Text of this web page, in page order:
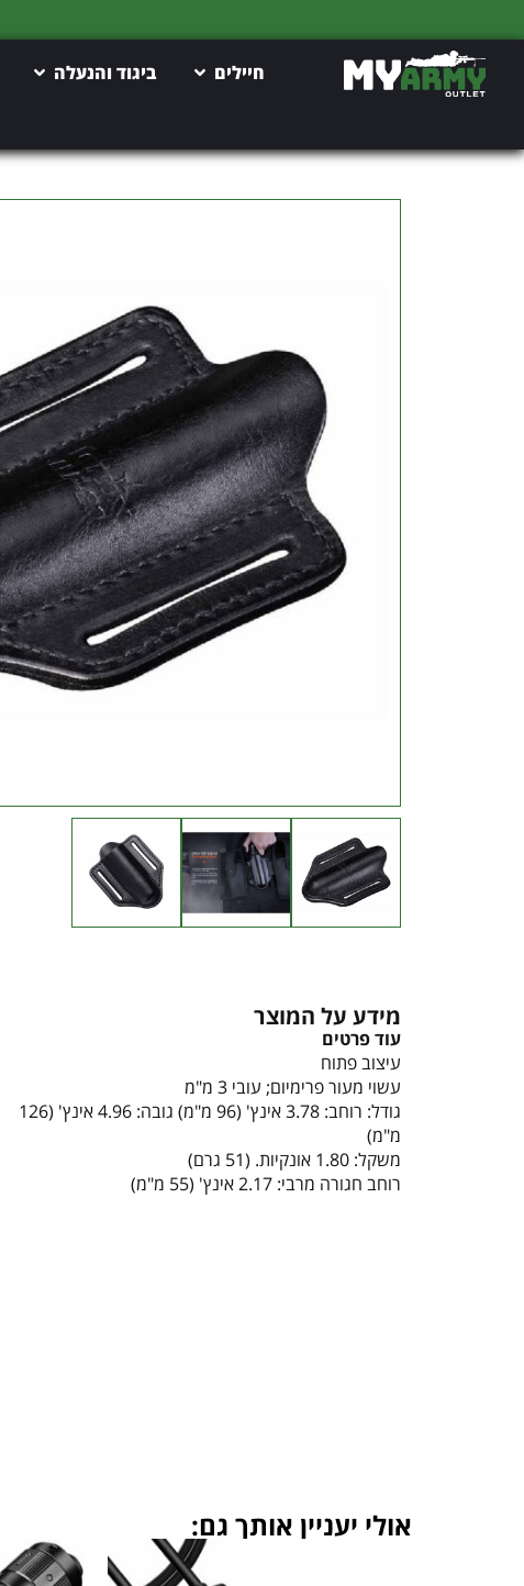
חיילים ביגוד והנעלה
מידע על המוצר
עוד פרטים
עיצוב פתוח
עשוי מעור פרימיום; עובי 3 מ"מ
גודל: רוחב: 3.78 אינץ' (96 מ"מ) גובה: 4.96 אינץ' (126
מ"מ)
משקל: 1.80 אונקיות. (51 גרם)
רוחב חגורה מרבי: 2.17 אינץ' (55 מ"מ)
אולי יעניין אותך גם: